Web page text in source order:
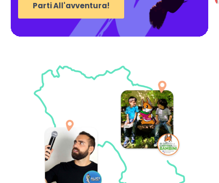
Parti All'avventura!